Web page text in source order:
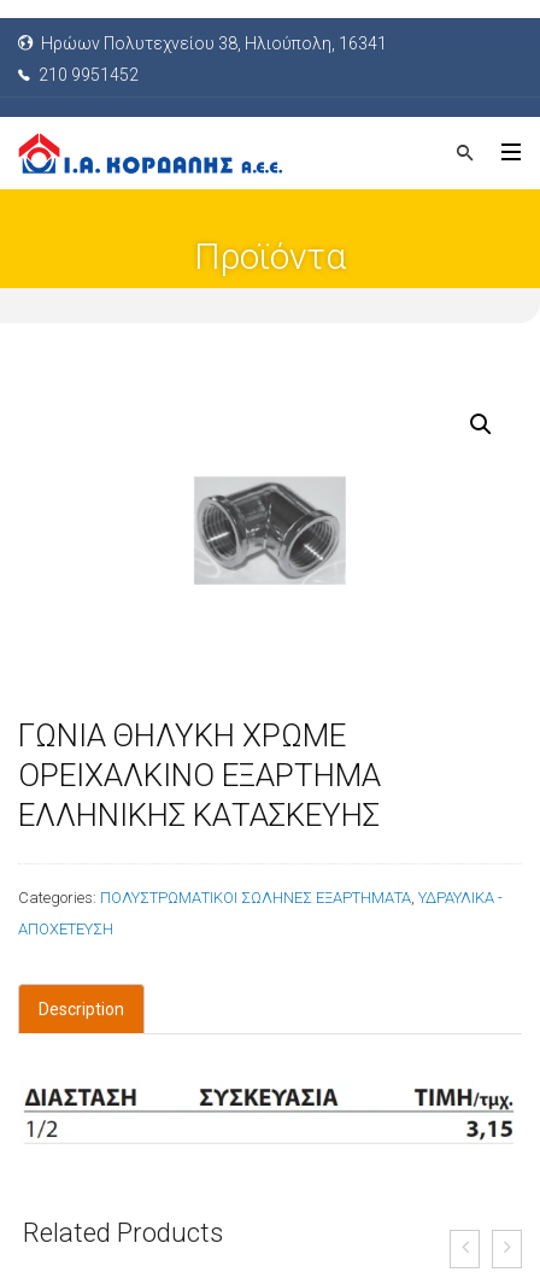
Ηρώων Πολυτεχνείου 38, Ηλιούπολη, 16341
210 9951452
Προϊόντα
ΓΩΝΙΑ ΘΗΛΥΚΗ ΧΡΩΜΕ
ΟΡΕΙΧΑΛΚΙΝΟ ΕΞΑΡΤΗΜΑ
ΕΛΛΗΝΙΚΗΣ ΚΑΤΑΣΚΕΥΗΣ
Categories: ΠΟΛΥΣΤΡΩΜΑΤΙΚΟΙ ΣΩΛΗΝΕΣ ΕΞΑΡΤΗΜΑΤΑ ΥΔΡΑΥΛΙΚΑ -
ΑΠΟΧΕΤΕΥΣΗ
Description
Related Products